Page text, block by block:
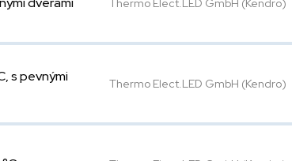
Thermo Elect.LED GmbH (Kendro)
s pevnými
Thermo Elect.LED GmbH (Kendro)